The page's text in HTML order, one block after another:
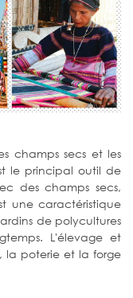
champs secs et les
le principal outil de
des champs secs,
une caractéristique
de polycultures
L'élevage et
la poterie et la forge